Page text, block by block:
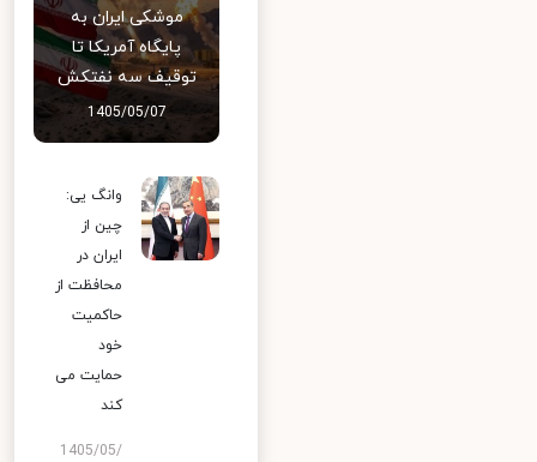
موشکی ایران به
پایگاه آمریکا تا
توقیف سه نفتکش
1405/05/07
وانگ یی:
چین از
ایران در
محافظت از
حاکمیت
خود
حمایت می
کند
1405/05/